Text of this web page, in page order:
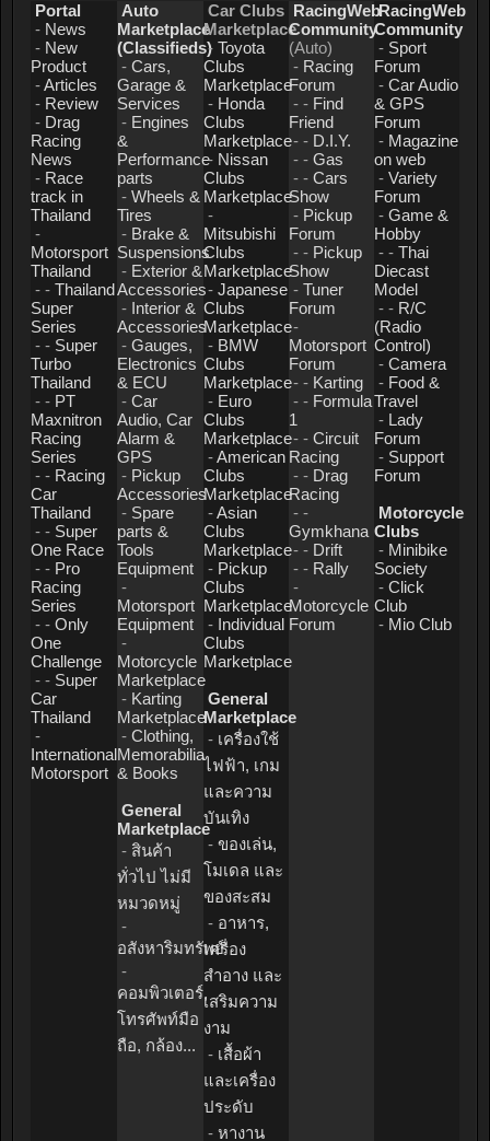
Portal
- News
- New
Product
-Articles
- Review
- Drag
Racing
News
- Race
track in
Thailand
-
Motorsport
Thailand
- - Thailand
Super
Series
- - Super
Turbo
Thailand
- - PT
Maxnitron
Racing
Series
- - Racing
Car
Thailand
- - Super
One Race
- - Pro
Racing
Series
- - Only
One
Challenge
- - Super
Car
Thailand
-
International
Motorsport
Auto
Marketplace
(Classifieds)
- Cars,
Garage &
Services
- Engines
&
Performance
parts
- Wheels &
Tires
- Brake &
Suspensions
- Exterior &
Accessories
- Interior &
Accessories
- Gauges,
Electronics
& ECU
- Car
Audio, Car
Alarm &
GPS
- Pickup
Accessories
- Spare
parts &
Tools
Equipment
-
Motorsport
Equipment
-
Motorcycle
Marketplace
- Karting
Marketplace
- Clothing,
Memorabilia
& Books
General
Marketplace
- สินค้า
ทั่วไป ไม่มี
หมวดหมู่
-
อสังหาริมทรัพย์
-
คอมพิวเตอร์,
โทรศัพท์มือ
ถือ, กล้อง...
Car Clubs
Marketplace
- Toyota
Clubs
Marketplace
- Honda
Clubs
Marketplace
- Nissan
Clubs
Marketplace
-
Mitsubishi
Clubs
Marketplace
- Japanese
Clubs
Marketplace
- BMW
Clubs
Marketplace
- Euro
Clubs
Marketplace
-American
Clubs
Marketplace
-Asian
Clubs
Marketplace
- Pickup
Clubs
Marketplace
- Individual
Clubs
Marketplace
General
Marketplace
- เครื่องใช้
ไฟฟ้า, เกม
และความ
บันเทิง
- ของเล่น,
โมเดล และ
ของสะสม
- อาหาร,
เครื่อง
สำอาง และ
เสริมความ
งาม
- เสื้อผ้า
และเครื่อง
ประดับ
- หางาน
RacingWeb
Community
(Auto)
- Racing
Forum
- - Find
Friend
- - D.I.Y.
- - Gas
- - Cars
Show
- Pickup
Forum
- - Pickup
Show
- Tuner
Forum
-
Motorsport
Forum
- - Karting
- - Formula
1
- - Circuit
Racing
- - Drag
Racing
- -
Gymkhana
- - Drift
- - Rally
-
Motorcycle
Forum
RacingWeb
Community
- Sport
Forum
- Car Audio
& GPS
Forum
- Magazine
on web
- Variety
Forum
- Game &
Hobby
- - Thai
Diecast
Model
- - R/C
(Radio
Control)
- Camera
- Food &
Travel
- Lady
Forum
- Support
Forum
Motorcycle
Clubs
- Minibike
Society
- Click
Club
- Mio Club